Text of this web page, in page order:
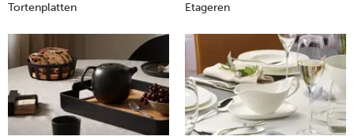
Tortenplatten Etageren